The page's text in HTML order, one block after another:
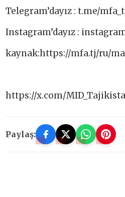
Telegram’dayız : t.me/
Instagram’dayız :
kaynak:https://mfa.tj/ru/
https://x.com/
Paylaş: